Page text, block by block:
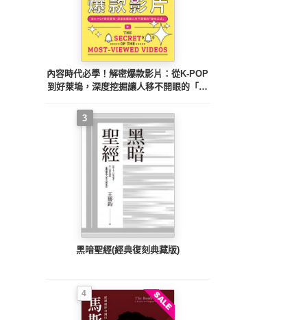
內容時代必學！解密爆款影片：從K-POP
到好萊塢，深度挖掘讓人移不開眼的「趣
3
黑暗聖經(經典復刻典藏版)
4